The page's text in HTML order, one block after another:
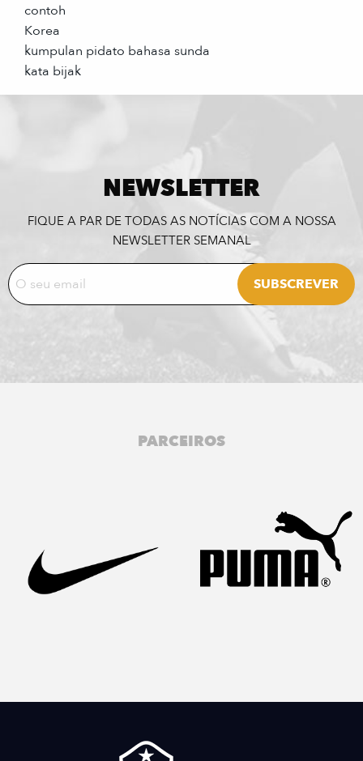
contoh
Korea
kumpulan pidato bahasa sunda
kata bijak
NEWSLETTER
FIQUE A PAR DE TODAS AS NOTÍCIAS COM A NOSSA
NEWSLETTER SEMANAL
PARCEIROS